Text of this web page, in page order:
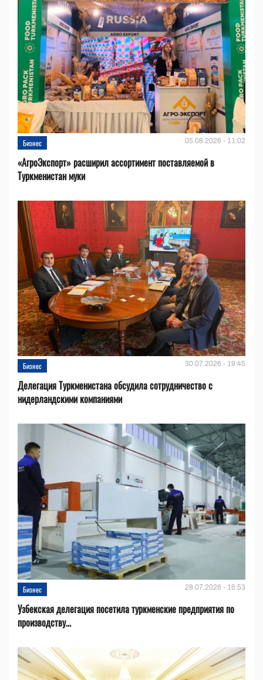
Бизнес 05.08.2026 - 11:02
«АгроЭкспорт» расширил ассортимент поставляемой в
Туркменистан муки
Бизнес 30.07.2026 - 19:45
Делегация Туркменистана обсудила сотрудничество с
нидерландскими компаниями
Бизнес 28.07.2026 - 16:53
Узбекская делегация посетила туркменские предприятия по
производству...